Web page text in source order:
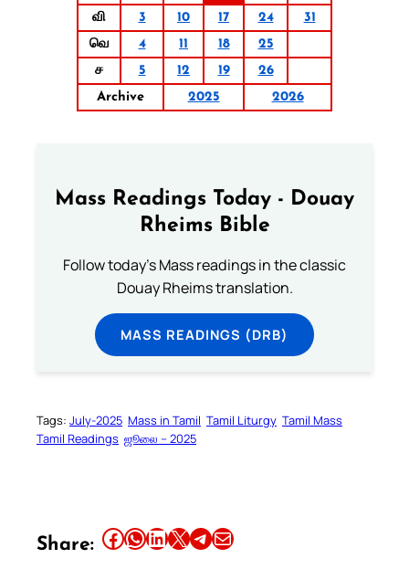
வி
3 10 17 24
31
வெ
4 11 18
25
ச
5 12 19
26
Archive
2025 2026
Mass Readings Today - Douay
Rheims Bible
Follow today's Mass readings in the classic
Douay Rheims translation.
MASS READINGS (DRB)
Tags: July-2025 Mass in Tamil Tamil Liturgy Tamil Mass
Tamil Readings ஜூலை – 2025
Share: Share this article on Facebook Share this article on WhatsApp Share this article on LinkedIn Share this article on X Share this article on TelegramEmail this Article